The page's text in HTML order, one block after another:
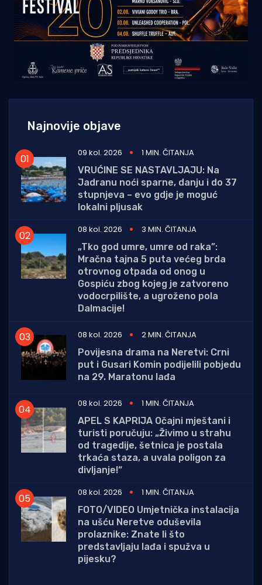
Najnovije objave
09 kol. 2026
1 MIN. ČITANJA
VRUĆINE SE NASTAVLJAJU: Na
Jadranu noći sparne, danju i do 37
stupnjeva – evo gdje je moguć
lokalni pljusak
08 kol. 2026
3 MIN. ČITANJA
„Tko god umre, umre od raka”:
Mračna tajna 5 puta većeg brda
otrovnog otpada od onog u
Gospiću zbog kojeg je zatvoreno
vodocrpilište, a ugroženo pola
Dalmacije!
08 kol. 2026
2 MIN. ČITANJA
Povijesna drama na Neretvi: Crni
put i Gusari Komin podijelili pobjedu
na 29. Maratonu lađa
08 kol. 2026
1 MIN. ČITANJA
APEL S KAPRIJA Očajni mještani i
turisti poručuju: „Živimo u strahu
od tragedije, šetnica je postala
trkaća staza, a uvala poligon za
divljanje!“
08 kol. 2026
1 MIN. ČITANJA
FOTO/VIDEO Umjetnička instalacija
na ušću Neretve oduševila
prolaznike: Znate li što
predstavljaju lađa i spužva u
pijesku?